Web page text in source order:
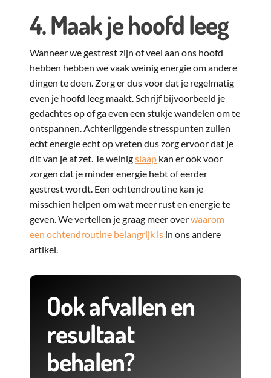
4. Maak je hoofd leeg
Wanneer we gestrest zijn of veel aan ons hoofd
hebben hebben we vaak weinig energie om andere
dingen te doen. Zorg er dus voor dat je regelmatig
even je hoofd leeg maakt. Schrijf bijvoorbeeld je
gedachtes op of ga even een stukje wandelen om te
ontspannen. Achterliggende stresspunten zullen
echt energie echt op vreten dus zorg ervoor dat je
dit van je af zet. Te weinigslaap kan er ook voor
zorgen dat je minder energie hebt of eerder
gestrest wordt. Een ochtendroutine kan je
misschien helpen om wat meer rust en energie te
geven. We vertellen je graag meer overwaarom
een ochtendroutine belangrijk is in ons andere
artikel.
Ook afvallen en
resultaat
behalen?